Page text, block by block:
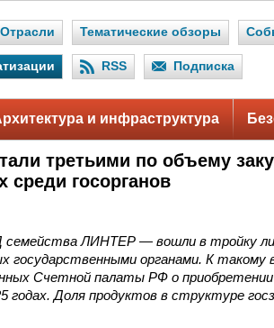
Отрасли Тематические обзоры
RSS Подписка
и инфраструктура
третьими по объему
среди госорганов
ЛИНТЕР — вошли в тройку
государственными органами. К такому
Счетной палаты РФ о
годах. Доля продуктов в структуре